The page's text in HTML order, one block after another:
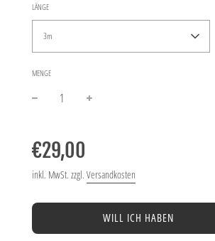
LÄNGE
3m
MENGE
Preis
€29,00
inkl. MwSt. zzgl. Versandkosten
WILL ICH HABEN